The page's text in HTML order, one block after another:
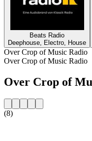
Beats Radio
Deephouse, Electro, House
Over Crop of Music Radio
Over Crop of Music Radio
Over Crop of
(8)